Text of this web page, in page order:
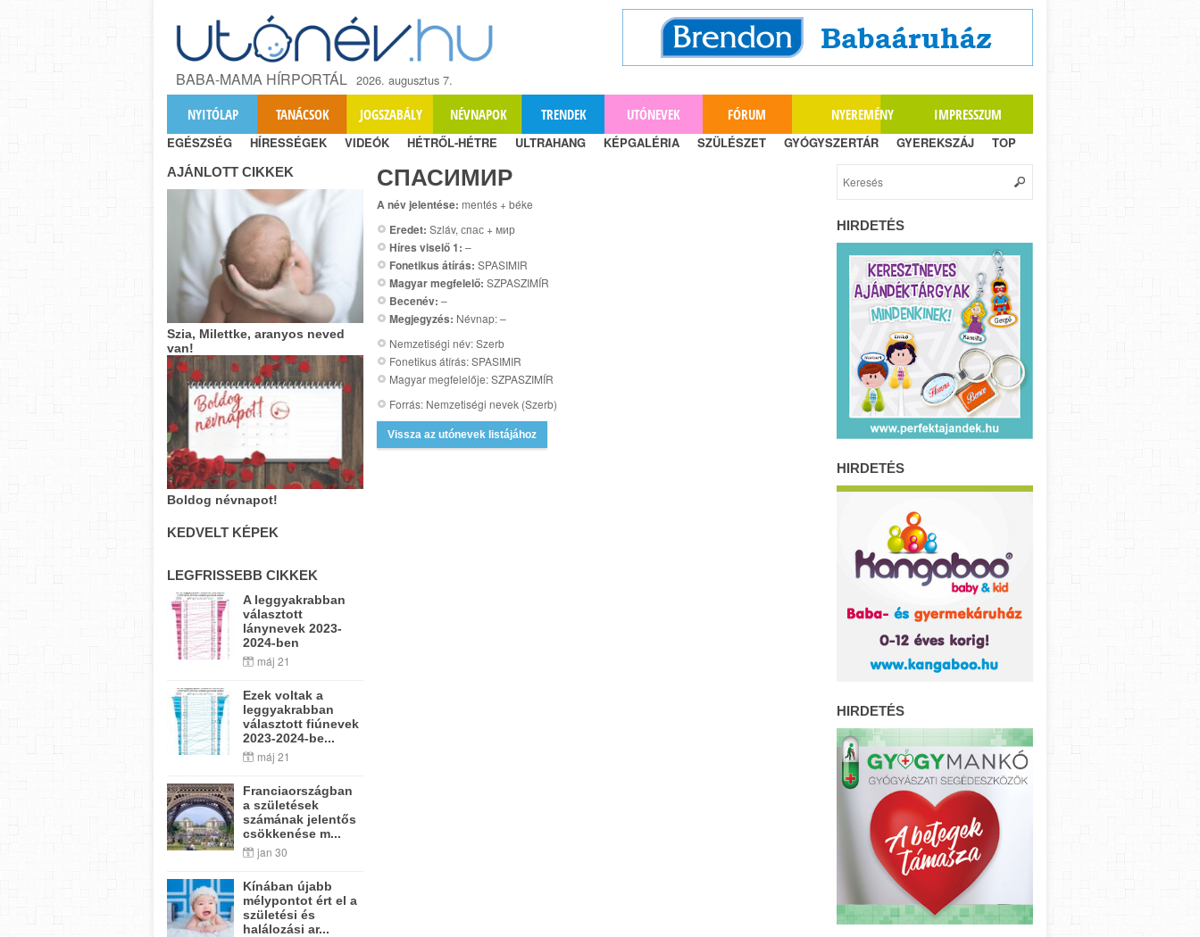
BABA-MAMA HÍRPORTÁL 2026. augusztus 7.
NYITÓLAP TANÁCSOK JOGSZABÁLY NÉVNAPOK TRENDEK UTÓNEVEK FÓRUM NYEREMÉNY IMPRESSZUM
EGÉSZSÉG HÍRESSÉGEK VIDEÓK HÉTRŐL-HÉTRE ULTRAHANG KÉPGALÉRIA SZÜLÉSZET GYÓGYSZERTÁR GYEREKSZÁJ TOP
СПАСИМИР
A név jelentése: mentés + béke
Eredet: Szláv, спас + мир
Híres viselő 1: –
Fonetikus átírás: SPASIMIR
Magyar megfelelő: SZPASZIMÍR
Becenév: –
Megjegyzés: Névnap: –
Nemzetiségi név: Szerb
Fonetikus átírás: SPASIMIR
Magyar megfelelője: SZPASZIMÍR
Forrás: Nemzetiségi nevek (Szerb)
Vissza az utónevek listájához
AJÁNLOTT CIKKEK
Szia, Milettke, aranyos neved
van!
Boldog névnapot!
KEDVELT KÉPEK
LEGFRISSEBB CIKKEK
A leggyakrabban
választott
lánynevek 2023-
2024-ben
máj 21
Ezek voltak a
leggyakrabban
választott fiúnevek
2023-2024-be...
máj 21
Franciaországban
a születések
számának jelentős
csökkenése m...
jan 30
Kínában újabb
mélypontot ért el a
születési és
halálozási ar...
HIRDETÉS
HIRDETÉS
HIRDETÉS